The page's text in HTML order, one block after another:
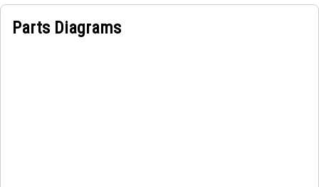
Parts Diagrams